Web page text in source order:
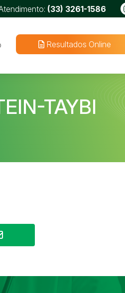
(33) 3261-1586
Resultados Online
TAYBI